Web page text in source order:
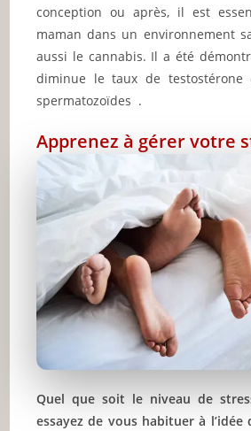
conception ou après, il est
maman dans un environnement
aussi le cannabis. Il a été
diminue le taux de
spermatozoïdes .
Apprenez à gérer votre
Quel que soit le niveau de
essayez de vous habituer à l’idée